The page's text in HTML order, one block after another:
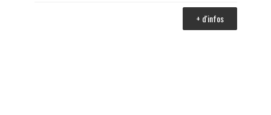
+ d'infos